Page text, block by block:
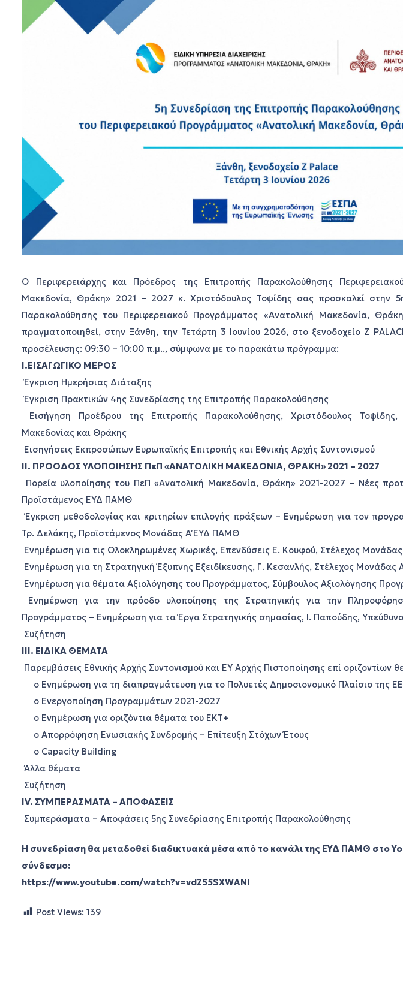
Ο Περιφερειάρχης και Πρόεδρος της Επιτροπής Παρακολούθησης
Μακεδονία, Θράκη» 2021 – 2027 κ. Χριστόδουλος Τοψίδης σας προσκαλεί στην
Παρακολούθησης του Περιφερειακού Προγράμματος «Ανατολική Μακεδονία,
πραγματοποιηθεί, στην Ξάνθη, την Τετάρτη 3 Ιουνίου 2026, στο ξενοδοχείο Z
προσέλευσης: 09:30 – 10:00 π.μ.., σύμφωνα με το παρακάτω πρόγραμμα:
I.ΕΙΣΑΓΩΓΙΚΟ ΜΕΡΟΣ
Έγκριση Ημερήσιας Διάταξης
Έγκριση Πρακτικών 4ης Συνεδρίασης της Επιτροπής Παρακολούθησης
Εισήγηση Προέδρου της Επιτροπής Παρακολούθησης, Χριστόδουλος Τοψίδης,
Μακεδονίας και Θράκης
Εισηγήσεις Εκπροσώπων Ευρωπαϊκής Επιτροπής και Εθνικής Αρχής Συντονισμού
II. ΠΡΟΟΔΟΣ ΥΛΟΠΟΙΗΣΗΣ ΠεΠ «ΑΝΑΤΟΛΙΚΗ ΜΑΚΕΔΟΝΙΑ, ΘΡΑΚΗ» 2021 – 2027
Πορεία υλοποίησης του ΠεΠ «Ανατολική Μακεδονία, Θράκη» 2021-2027 – Νέες
Προϊστάμενος ΕΥΔ ΠΑΜΘ
Έγκριση μεθοδολογίας και κριτηρίων επιλογής πράξεων – Ενημέρωση για τον
Τρ. Δελάκης, Προϊστάμενος Μονάδας Α΄ ΕΥΔ ΠΑΜΘ
Ενημέρωση για τις Ολοκληρωμένες Χωρικές, Επενδύσεις E. Κουφού, Στέλεχος
Ενημέρωση για τη Στρατηγική Έξυπνης Εξειδίκευσης, Γ. Κεσανλής, Στέλεχος Μονάδας
Ενημέρωση για θέματα Αξιολόγησης του Προγράμματος, Σύμβουλος Αξιολόγησης
Ενημέρωση για την πρόοδο υλοποίησης της Στρατηγικής για την
Προγράμματος – Ενημέρωση για τα Έργα Στρατηγικής σημασίας, Ι. Παπούδης,
Συζήτηση
ΙΙΙ. ΕΙΔΙΚΑ ΘΕΜΑΤΑ
Παρεμβάσεις Εθνικής Αρχής Συντονισμού και ΕΥ Αρχής Πιστοποίησης επί οριζοντίων
o Ενημέρωση για τη διαπραγμάτευση για το Πολυετές Δημοσιονομικό Πλαίσιο της ΕΕ
o Ενεργοποίηση Προγραμμάτων 2021-2027
o Ενημέρωση για οριζόντια θέματα του ΕΚΤ+
o Απορρόφηση Ενωσιακής Συνδρομής – Επίτευξη Στόχων Έτους
o Capacity Building
Άλλα θέματα
Συζήτηση
ΙV. ΣΥΜΠΕΡΑΣΜΑΤΑ – ΑΠΟΦΑΣΕΙΣ
Συμπεράσματα – Αποφάσεις 5ης Συνεδρίασης Επιτροπής Παρακολούθησης
Η συνεδρίαση θα μεταδοθεί διαδικτυακά μέσα από το κανάλι της ΕΥΔ ΠΑΜΘ στο
σύνδεσμο:
https://www.youtube.com/watch?v=vdZ55SXWANI
Post Views: 139